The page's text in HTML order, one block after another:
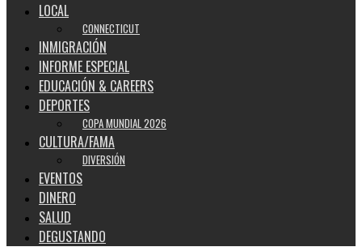
LOCAL
CONNECTICUT
INMIGRACIÓN
INFORME ESPECIAL
EDUCACIÓN & CAREERS
DEPORTES
COPA MUNDIAL 2026
CULTURA/FAMA
DIVERSIÓN
EVENTOS
DINERO
SALUD
DEGUSTANDO